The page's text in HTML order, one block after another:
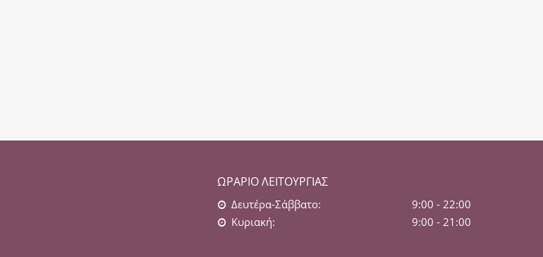
ΩΡΆΡΙΟ ΛΕΙΤΟΥΡΓΊΑΣ
Δευτέρα-Σάββατο:
9:00 - 22:00
Κυριακή:
9:00 - 21:00